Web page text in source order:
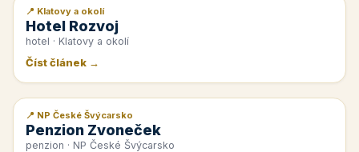
📰 PR článek
📍 Klatovy a okolí
Hotel Rozvoj
hotel · Klatovy a okolí
Číst článek →
📰 PR článek
📍 NP České Švýcarsko
Penzion Zvoneček
penzion · NP České Švýcarsko